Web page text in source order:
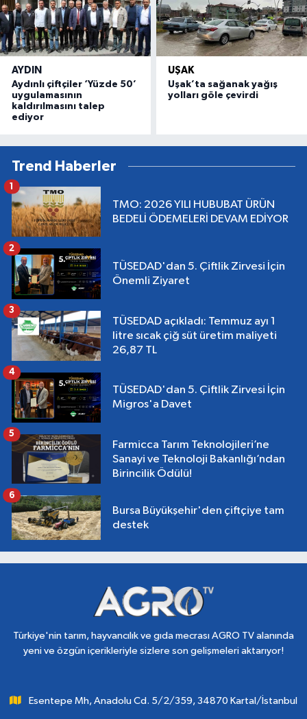
AYDIN
Aydınlı çiftçiler ‘Yüzde 50’
uygulamasının
kaldırılmasını talep
ediyor
UŞAK
Uşak’ta sağanak yağış
yolları göle çevirdi
Trend Haberler
TMO: 2026 YILI HUBUBAT ÜRÜN
BEDELİ ÖDEMELERİ DEVAM EDİYOR
1
TÜSEDAD'dan 5. Çiftlik Zirvesi İçin
Önemli Ziyaret
2
TÜSEDAD açıkladı: Temmuz ayı 1
litre sıcak çiğ süt üretim maliyeti
26,87 TL
3
TÜSEDAD'dan 5. Çiftlik Zirvesi İçin
Migros'a Davet
4
Farmicca Tarım Teknolojileri’ne
Sanayi ve Teknoloji Bakanlığı’ndan
Birincilik Ödülü!
5
Bursa Büyükşehir'den çiftçiye tam
destek
6
Türkiye'nin tarım, hayvancılık ve gıda mecrası AGRO TV alanında
yeni ve özgün içerikleriyle sizlere son gelişmeleri aktarıyor!
Esentepe Mh, Anadolu Cd. 5/2/359, 34870 Kartal/İstanbul